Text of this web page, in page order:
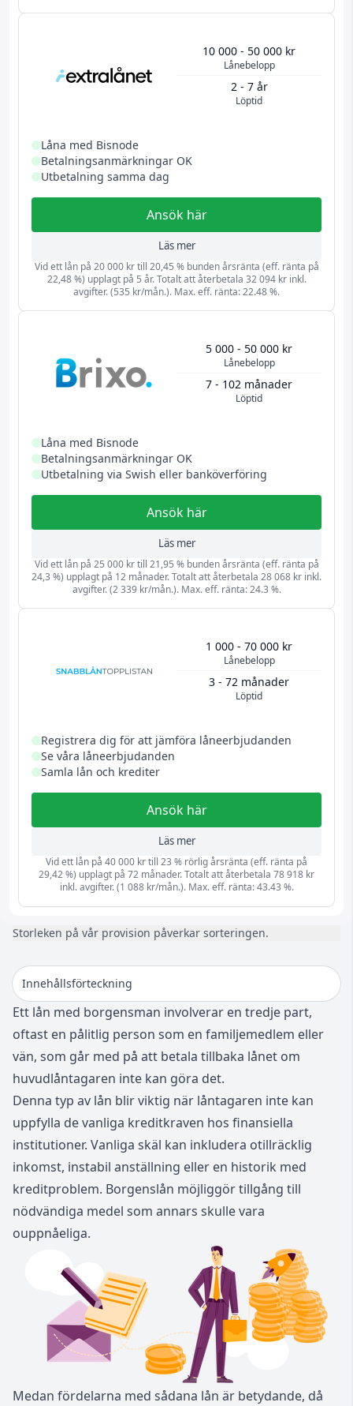
Lånebelopp
10 000 - 50 000 kr
Löptid
2 - 7 år
Låna med Bisnode
Betalningsanmärkningar OK
Utbetalning samma dag
Ansök här
Läs mer
Vid ett lån på 20 000 kr till 20,45 % bunden årsränta (eff. ränta på
22,48 %) upplagt på 5 år. Totalt att återbetala 32 094 kr inkl.
avgifter. (535 kr/mån.). Max. eff. ränta: 22.48 %.
Lånebelopp
5 000 - 50 000 kr
Löptid
7 - 102 månader
Låna med Bisnode
Betalningsanmärkningar OK
Utbetalning via Swish eller banköverföring
Ansök här
Läs mer
Vid ett lån på 25 000 kr till 21,95 % bunden årsränta (eff. ränta på
24,3 %) upplagt på 12 månader. Totalt att återbetala 28 068 kr inkl.
avgifter. (2 339 kr/mån.). Max. eff. ränta: 24.3 %.
Lånebelopp
1 000 - 70 000 kr
Löptid
3 - 72 månader
Registrera dig för att jämföra låneerbjudanden
Se våra låneerbjudanden
Samla lån och krediter
Ansök här
Läs mer
Vid ett lån på 40 000 kr till 23 % rörlig årsränta (eff. ränta på
29,42 %) upplagt på 72 månader. Totalt att återbetala 78 918 kr
inkl. avgifter. (1 088 kr/mån.). Max. eff. ränta: 43.43 %.
Storleken på vår provision påverkar sorteringen.
Ett lån med borgensman involverar en tredje part,
oftast en pålitlig person som en familjemedlem eller
vän, som går med på att betala tillbaka lånet om
huvudlåntagaren inte kan göra det.
Denna typ av lån blir viktig när låntagaren inte kan
uppfylla de vanliga kreditkraven hos finansiella
institutioner. Vanliga skäl kan inkludera otillräcklig
inkomst, instabil anställning eller en historik med
kreditproblem. Borgenslån möjliggör tillgång till
nödvändiga medel som annars skulle vara
ouppnåeliga.
Medan fördelarna med sådana lån är betydande, då
Innehållsförteckning